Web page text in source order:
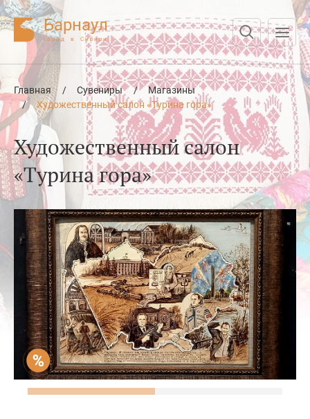
Барнаул
город в Сибири
Нажмите Enter для поиска или Esc для отмены
Главная
/ Сувениры /
Магазины
/
Художественный салон «Турина гора»
Художественный салон
«Турина гора»